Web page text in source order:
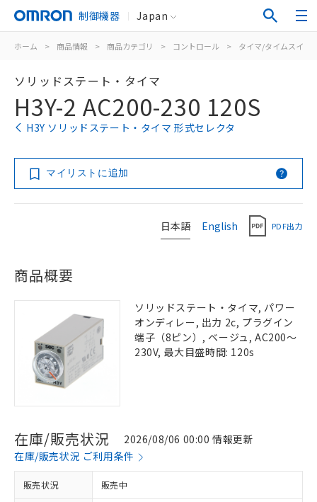
制御機器 Japan
ホーム > 商品情報 > 商品カテゴリ > コントロール > タイマ/タイムスイッ
ソリッドステート・タイマ
H3Y-2 AC200-230 120S
H3Y ソリッドステート・タイマ 形式セレクタ
マイリストに追加
日本語 English PDF出力
商品概要
ソリッドステート・タイマ, パワー
オンディレー, 出力 2c, プラグイン
端子（8ピン）, ベージュ, AC200～
230V, 最大目盛時間: 120s
在庫/販売状況
2026/08/06 00:00 情報更新
在庫/販売状況 ご利用条件
販売状況 販売中